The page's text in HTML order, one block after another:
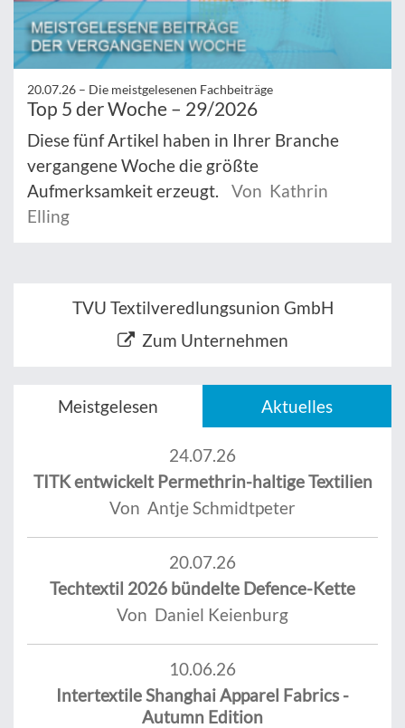
20.07.26 – Die meistgelesenen Fachbeiträge
Top 5 der Woche – 29/2026
Diese fünf Artikel haben in Ihrer Branche
vergangene Woche die größte
Aufmerksamkeit erzeugt.
Von Kathrin
Elling
TVU Textilveredlungsunion GmbH
Zum Unternehmen
Meistgelesen Aktuelles
24.07.26
TITK entwickelt Permethrin-haltige Textilien
Von Antje Schmidtpeter
20.07.26
Techtextil 2026 bündelte Defence-Kette
Von Daniel Keienburg
10.06.26
Intertextile Shanghai Apparel Fabrics -
Autumn Edition